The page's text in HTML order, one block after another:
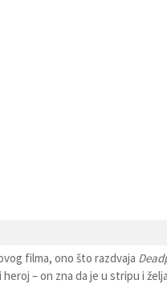
filma, ono što razdvaja
– on zna da je u stripu i